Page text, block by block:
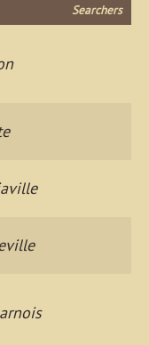
Searchers